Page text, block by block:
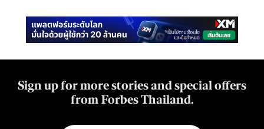
Sign up for more stories and special offers
from Forbes Thailand.